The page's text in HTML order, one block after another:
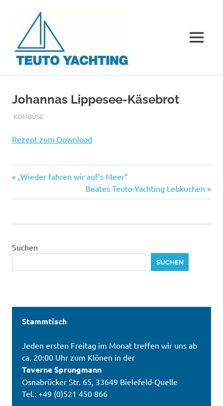
springen
Yachting
OWL
ohne
Bootshaus
MENÜ
Johannas Lippesee-Käsebrot
JUNI 13, 2006
ADMIN
KOMBÜSE
Rezept zum Download
Beitragsnavigation
Vorheriger
„Wieder fahren wir auf’s Meer“
Nächster
Beitrag:
Beates Teuto-Yachting Lebkuchen
Suchen
SUCHEN
Stammtisch
Jeden ersten Freitag im Monat treffen wir uns ab
ca. 20:00 Uhr zum Klönen in der
Taverne Sprungmann
Osnabrücker Str. 65, 33649 Bielefeld-Quelle
Tel.: +49 (0)521 450 866